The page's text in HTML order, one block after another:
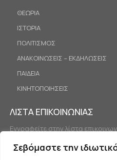
Σεβόμαστε την
ΘΕΩΡΙΑ
ΙΣΤΟΡΙΑ
ΠΟΛΙΤΙΣΜΟΣ
ΑΝΑΚΟΙΝΩΣΕΙΣ – ΕΚΔΗΛΩΣΕΙΣ
ΠΑΙΔΕΙΑ
ΚΙΝΗΤΟΠΟΙΗΣΕΙΣ
ΛΙΣΤΑ ΕΠΙΚΟΙΝΩΝΙΑΣ
Εγγραφείτε στην λίστα